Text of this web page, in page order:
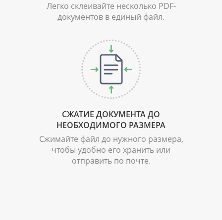
Легко склеивайте несколько PDF-
документов в единый файл.
СЖАТИЕ ДОКУМЕНТАДО
НЕОБХОДИМОГО РАЗМЕРА
Сжимайте файл до нужного размера,
чтобы удобно его хранить или
отправить по почте.